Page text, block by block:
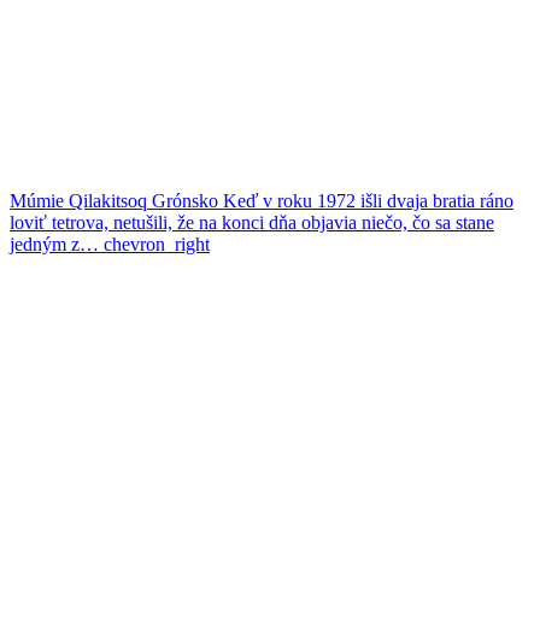
Múmie Qilakitsoq Grónsko Keď v roku 1972 išli dvaja bratia ráno
loviť tetrova, netušili, že na konci dňa objavia niečo, čo sa stane
jedným z… chevron_right